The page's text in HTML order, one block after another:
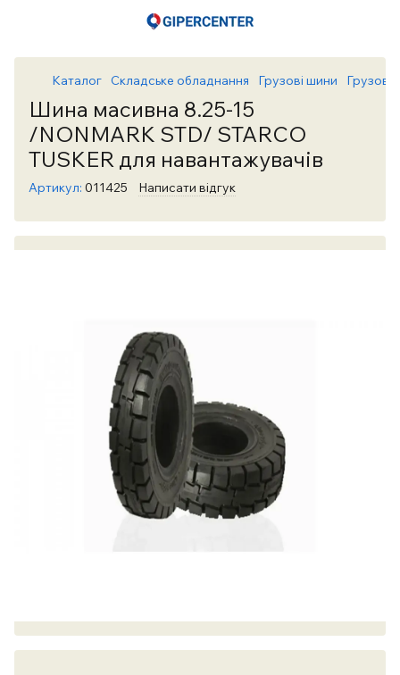
Каталог Складське обладнання Грузові шини Грузові
Шина масивна 8.25-15
/NONMARK STD/ STARCO
TUSKER для навантажувачів
Артикул: 011425 Написати відгук